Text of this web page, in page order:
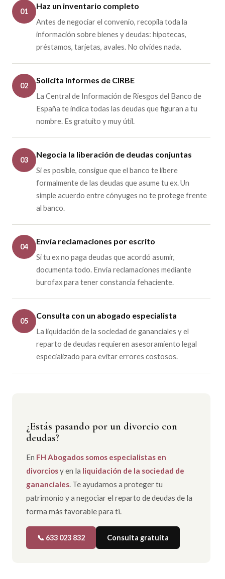
01
Haz un inventario completo
Antes de negociar el convenio, recopila toda la
información sobre bienes y deudas: hipotecas,
préstamos, tarjetas, avales. No olvides nada.
02
Solicita informes de CIRBE
La Central de Información de Riesgos del Banco de
España te indica todas las deudas que figuran a tu
nombre. Es gratuito y muy útil.
03
Negocia la liberación de deudas conjuntas
Si es posible, consigue que el banco te libere
formalmente de las deudas que asume tu ex. Un
simple acuerdo entre cónyuges no te protege frente
al banco.
04
Envía reclamaciones por escrito
Si tu ex no paga deudas que acordó asumir,
documenta todo. Envía reclamaciones mediante
burofax para tener constancia fehaciente.
05
Consulta con un abogado especialista
La liquidación de la sociedad de gananciales y el
reparto de deudas requieren asesoramiento legal
especializado para evitar errores costosos.
¿Estás pasando por un divorcio con
deudas?
En FH Abogados somos especialistas en
divorciosy en la liquidación de la sociedad de
gananciales . Te ayudamos a proteger tu
patrimonio y a negociar el reparto de deudas de la
forma más favorable para ti.
📞 633 023 832 Consulta gratuita